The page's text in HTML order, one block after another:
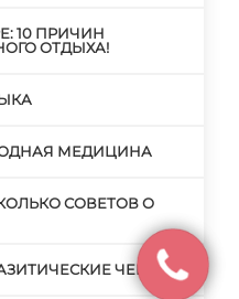
10 ПРИЧИН
ОТДЫХА!
МЕДИЦИНА
СОВЕТОВ О
ЧЕРВИ